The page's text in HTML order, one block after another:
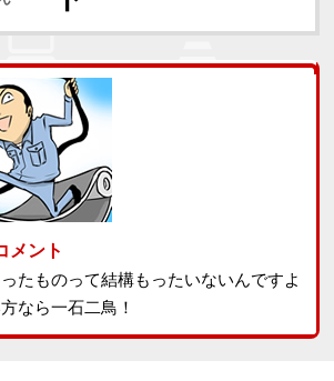
メント
たものって結構もったいないんですよ
なら一石二鳥！